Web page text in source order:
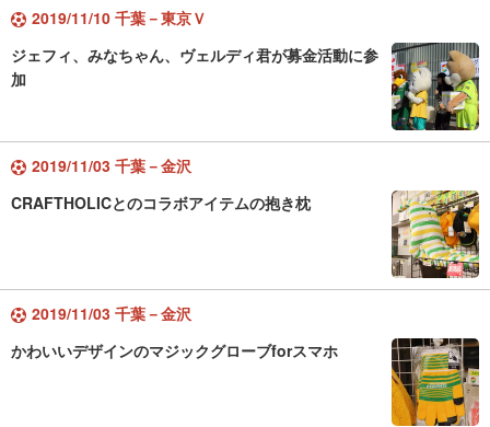
2019/11/10 千葉－東京Ｖ
ジェフィ、みなちゃん、ヴェルディ君が募金活動に参
加
2019/11/03 千葉－金沢
CRAFTHOLICとのコラボアイテムの抱き枕
2019/11/03 千葉－金沢
かわいいデザインのマジックグローブforスマホ